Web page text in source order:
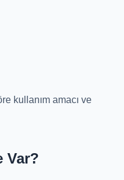
kullanım amacı ve
Var?